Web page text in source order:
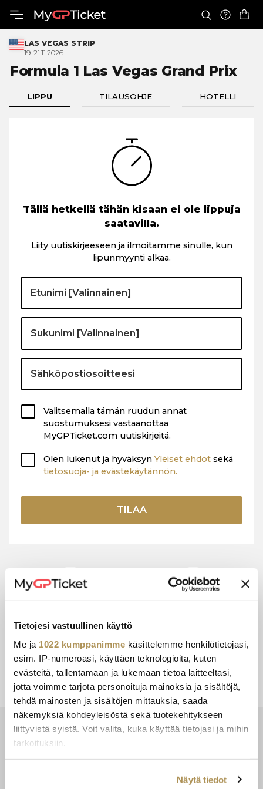
Tietojesi vastuullinen käyttö
Me ja 1022 kumppanimme käsittelemme henkilötietojasi,
esim. IP-numeroasi, käyttäen teknologioita, kuten
evästeitä, tallentamaan ja lukemaan tietoa laitteeltasi,
jotta voimme tarjota personoituja mainoksia ja sisältöjä,
tehdä mainosten ja sisältöjen mittauksia, saada
näkemyksiä kohdeyleisöstä sekä tuotekehitykseen
liittyvistä syistä. Voit valita, kuka käyttää tietojasi ja mihin
tarkoituksiin.
Kerätä tietoja maantieteellisestä sijainnistasi,
Näytä tiedot
LAS VEGAS STRIP
19-21.11.2026
Formula 1 Las Vegas Grand Prix
LIPPU TILAUSOHJE HOTELLI
Tällä hetkellä tähän kisaan ei ole lippuja
saatavilla.
Liity uutiskirjeeseen ja ilmoitamme sinulle, kun
lipunmyynti alkaa.
Valitsemalla tämän ruudun annat
suostumuksesi vastaanottaa
MyGPTicket.com uutiskirjeitä.
Olen lukenut ja hyväksyn Yleiset ehdotsekä
tietosuoja- ja evästekäytännön.
TILAA
ASIAKASPALVELU
LÄHETYS
UUTISKIRJE
Tilaa nyt ja saat viimeisimmät lipputarjoukset ja -kampanjat!